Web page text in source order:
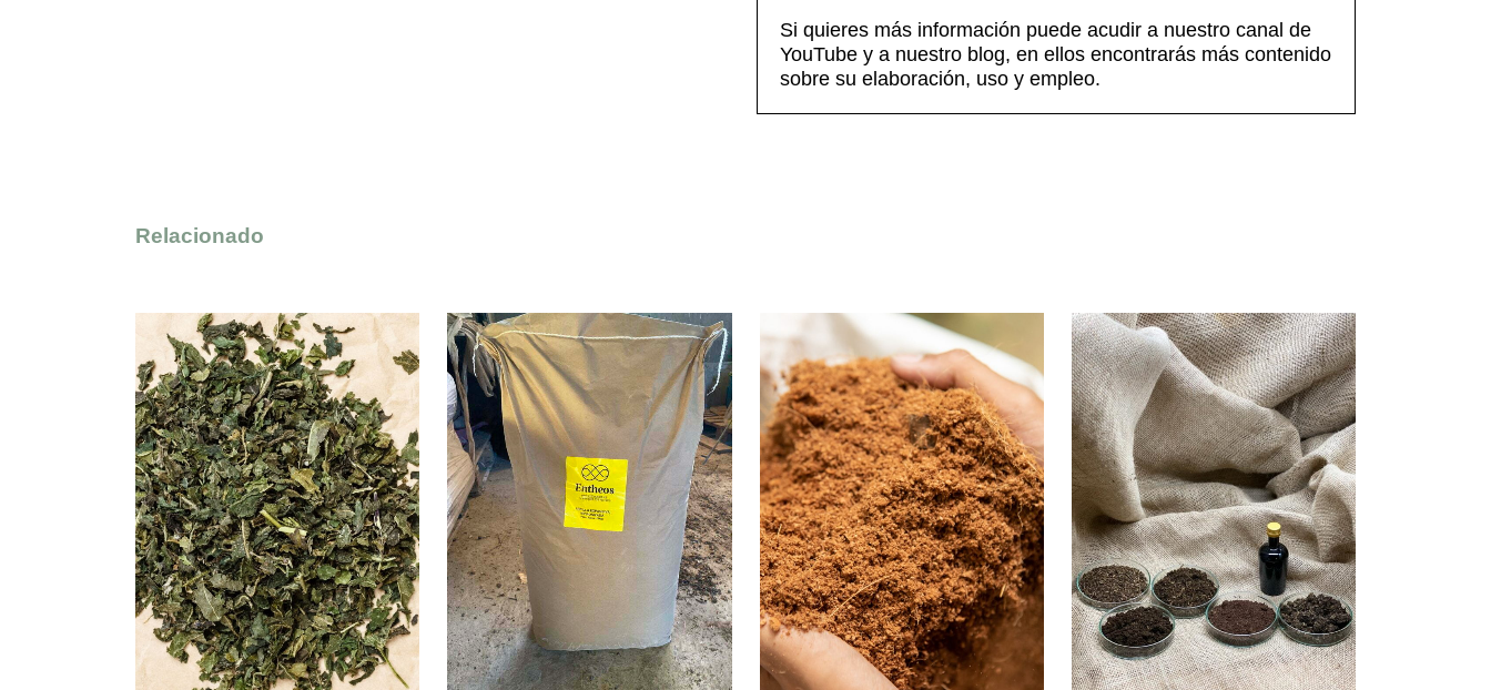
Si quieres más información puede acudir a nuestro canal de
YouTube y a nuestro blog, en ellos encontrarás más contenido
sobre su elaboración, uso y empleo.
Relacionado